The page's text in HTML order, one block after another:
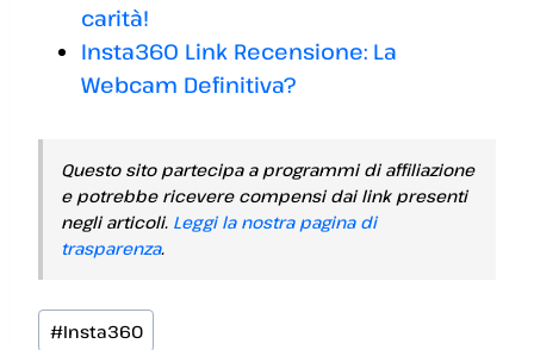
carità!
Insta360 Link Recensione: La
Webcam Definitiva?
Questo sito partecipa a programmi di affiliazione
e potrebbe ricevere compensi dai link presenti
negli articoli. Leggi la nostra pagina di
trasparenza.
Tag
#Insta360